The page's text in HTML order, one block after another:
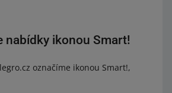
nabídky ikonou Smart!
označíme ikonou Smart!,